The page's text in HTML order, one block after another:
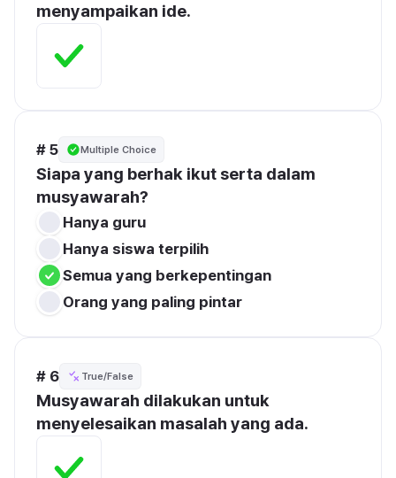
menyampaikan ide.
# 5 Multiple Choice
Siapa yang berhak ikut serta dalam
musyawarah?
Hanya guru
Hanya siswa terpilih
Semua yang berkepentingan
Orang yang paling pintar
# 6 True/False
Musyawarah dilakukan untuk
menyelesaikan masalah yang ada.